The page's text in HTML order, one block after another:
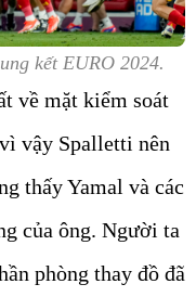
kết EURO 2024.
về mặt kiểm soát
vậy Spalletti nên
thấy Yamal và các
của ông. Người ta
phòng thay đồ đã